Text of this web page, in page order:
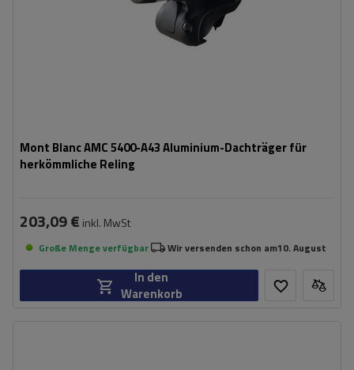
Mont Blanc AMC 5400-A43 Aluminium-Dachträger für
herkömmliche Reling
203,09 € inkl. MwSt
Große Menge verfügbar Wir versenden schon am10. August
In den
Warenkorb